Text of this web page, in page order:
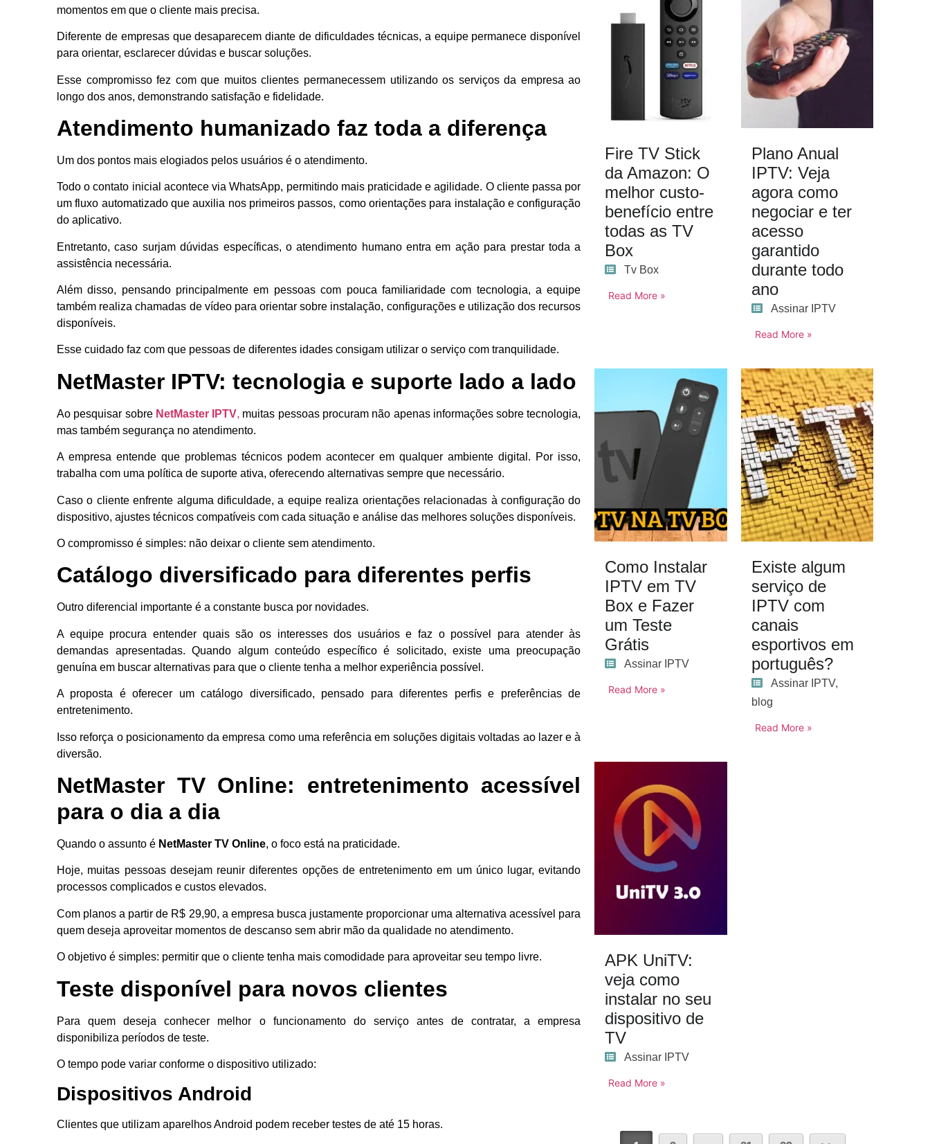
momentos em que o cliente mais precisa.
Diferente de empresas que desaparecem diante de dificuldades técnicas, a equipe permanece disponível
para orientar, esclarecer dúvidas e buscar soluções.
Esse compromisso fez com que muitos clientes permanecessem utilizando os serviços da empresa ao
longo dos anos, demonstrando satisfação e fidelidade.
Atendimento humanizado faz toda a diferença
Um dos pontos mais elogiados pelos usuários é o atendimento.
Todo o contato inicial acontece via WhatsApp, permitindo mais praticidade e agilidade. O cliente passa por
um fluxo automatizado que auxilia nos primeiros passos, como orientações para instalação e configuração
do aplicativo.
Entretanto, caso surjam dúvidas específicas, o atendimento humano entra em ação para prestar toda a
assistência necessária.
Além disso, pensando principalmente em pessoas com pouca familiaridade com tecnologia, a equipe
também realiza chamadas de vídeo para orientar sobre instalação, configurações e utilização dos recursos
disponíveis.
Esse cuidado faz com que pessoas de diferentes idades consigam utilizar o serviço com tranquilidade.
NetMaster IPTV: tecnologia e suporte lado a lado
Ao pesquisar sobre NetMaster IPTV, muitas pessoas procuram não apenas informações sobre tecnologia,
mas também segurança no atendimento.
A empresa entende que problemas técnicos podem acontecer em qualquer ambiente digital. Por isso,
trabalha com uma política de suporte ativa, oferecendo alternativas sempre que necessário.
Caso o cliente enfrente alguma dificuldade, a equipe realiza orientações relacionadas à configuração do
dispositivo, ajustes técnicos compatíveis com cada situação e análise das melhores soluções disponíveis.
O compromisso é simples: não deixar o cliente sem atendimento.
Catálogo diversificado para diferentes perfis
Outro diferencial importante é a constante busca por novidades.
A equipe procura entender quais são os interesses dos usuários e faz o possível para atender às
demandas apresentadas. Quando algum conteúdo específico é solicitado, existe uma preocupação
genuína em buscar alternativas para que o cliente tenha a melhor experiência possível.
A proposta é oferecer um catálogo diversificado, pensado para diferentes perfis e preferências de
entretenimento.
Isso reforça o posicionamento da empresa como uma referência em soluções digitais voltadas ao lazer e à
diversão.
NetMaster TV Online: entretenimento acessível
para o dia a dia
Quando o assunto é NetMaster TV Online, o foco está na praticidade.
Hoje, muitas pessoas desejam reunir diferentes opções de entretenimento em um único lugar, evitando
processos complicados e custos elevados.
Com planos a partir de R$ 29,90, a empresa busca justamente proporcionar uma alternativa acessível para
quem deseja aproveitar momentos de descanso sem abrir mão da qualidade no atendimento.
O objetivo é simples: permitir que o cliente tenha mais comodidade para aproveitar seu tempo livre.
Teste disponível para novos clientes
Para quem deseja conhecer melhor o funcionamento do serviço antes de contratar, a empresa
disponibiliza períodos de teste.
O tempo pode variar conforme o dispositivo utilizado:
Dispositivos Android
Clientes que utilizam aparelhos Android podem receber testes de até 15 horas.
Fire TV Stick
da Amazon: O
melhor custo-
benefício entre
todas as TV
Box
Tv Box
Read More »
Plano Anual
IPTV: Veja
agora como
negociar e ter
acesso
garantido
durante todo
ano
Assinar IPTV
Read More »
Como Instalar
IPTV em TV
Box e Fazer
um Teste
Grátis
Assinar IPTV
Read More »
Existe algum
serviço de
IPTV com
canais
esportivos em
português?
Assinar IPTV,
blog
Read More »
APK UniTV:
veja como
instalar no seu
dispositivo de
TV
Assinar IPTV
Read More »